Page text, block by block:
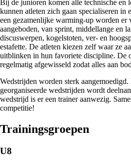
Bij de junioren komen alle technische en
kunnen atleten zich gaan specialiseren in
een gezamenlijke warming-up worden er
aangeboden, van sprint, middellange en
discuswerpen, kogelstoten, ver- en
estafette. De atleten kiezen zelf waar ze
uitblinken in hun favoriete discipline. De
regelmatig afgewisseld zodat alles aan
Wedstrijden worden sterk
georganiseerde wedstrijden wordt
wedstrijd is er een trainer aanwezig.
competitie!
Trainingsgroepen
U8